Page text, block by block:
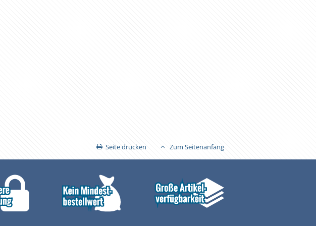
Seite drucken Zum Seitenanfang